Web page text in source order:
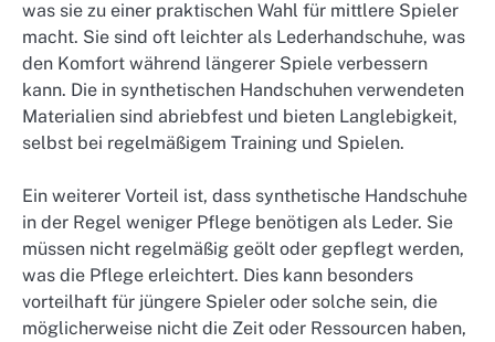
was sie zu einer praktischen Wahl für mittlere Spieler
macht. Sie sind oft leichter als Lederhandschuhe, was
den Komfort während längerer Spiele verbessern
kann. Die in synthetischen Handschuhen verwendeten
Materialien sind abriebfest und bieten Langlebigkeit,
selbst bei regelmäßigem Training und Spielen.
Ein weiterer Vorteil ist, dass synthetische Handschuhe
in der Regel weniger Pflege benötigen als Leder. Sie
müssen nicht regelmäßig geölt oder gepflegt werden,
was die Pflege erleichtert. Dies kann besonders
vorteilhaft für jüngere Spieler oder solche sein, die
möglicherweise nicht die Zeit oder Ressourcen haben,